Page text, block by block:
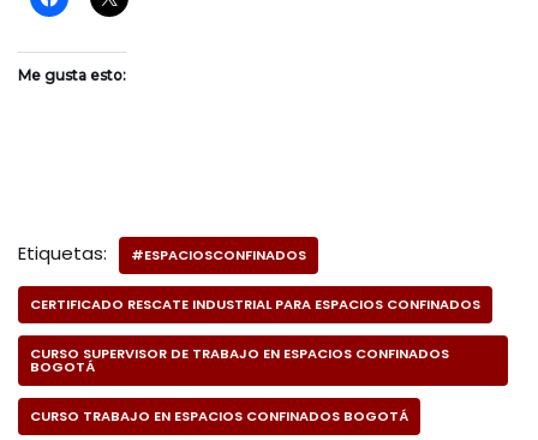
Me gusta esto:
Etiquetas: #ESPACIOSCONFINADOS
CERTIFICADO RESCATE INDUSTRIAL PARA ESPACIOS CONFINADOS
CURSO SUPERVISOR DE TRABAJO EN ESPACIOS CONFINADOS
BOGOTÁ
CURSO TRABAJO EN ESPACIOS CONFINADOS BOGOTÁ